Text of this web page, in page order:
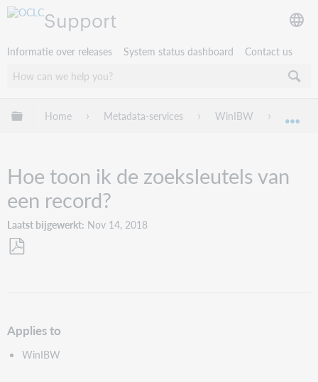
Support
Informatie over releases System status dashboard Contact us
Mondiale hiërarchie uitvouwen / samenvouwen
Home Metadata-services WinIBW
Hoe toon ik de zoeksleutels van
een record?
Laatst bijgewerkt Nov 14, 2018
Applies to
WinIBW